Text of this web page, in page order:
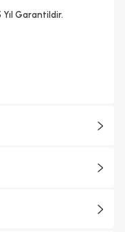
Yıl Garantildir.